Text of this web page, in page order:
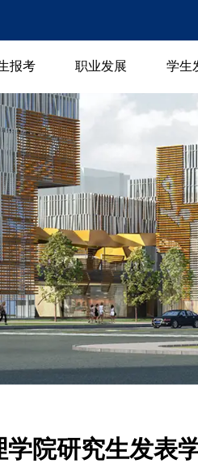
报考 职业发展 学生
院研究生发表